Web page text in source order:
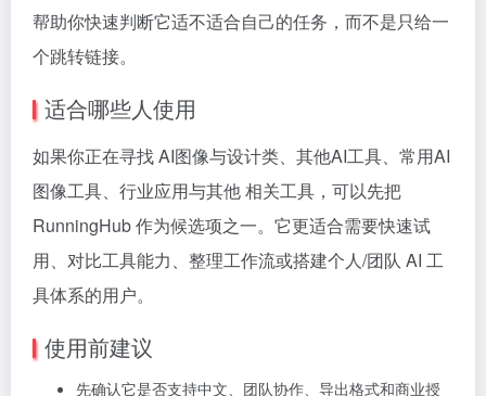
帮助你快速判断它适不适合自己的任务，而不是只给一
个跳转链接。
适合哪些人使用
如果你正在寻找 AI图像与设计类、其他AI工具、常用AI
图像工具、行业应用与其他 相关工具，可以先把
RunningHub 作为候选项之一。它更适合需要快速试
用、对比工具能力、整理工作流或搭建个人/团队 AI 工
具体系的用户。
使用前建议
先确认它是否支持中文、团队协作、导出格式和商业授